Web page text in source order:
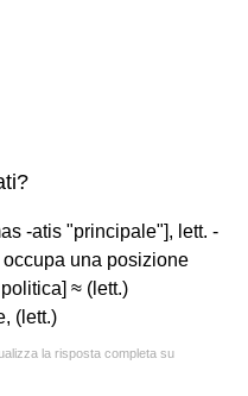
-atis "principale"], lett. -
una posizione
≈ (lett.)
(lett.)
la risposta completa su